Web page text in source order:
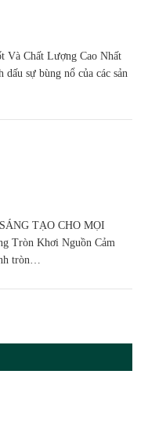
Và Chất Lượng Cao Nhất
sự bùng nổ của các sản
TẠO CHO MỌI
Tròn Khơi Nguồn Cảm
tròn…